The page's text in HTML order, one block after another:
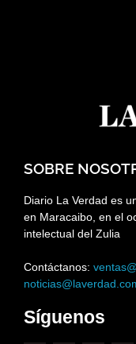
SOBRE
Diario La Verdad es
en Maracaibo, en el
intelectual del Zulia
Contáctanos:
Síguenos